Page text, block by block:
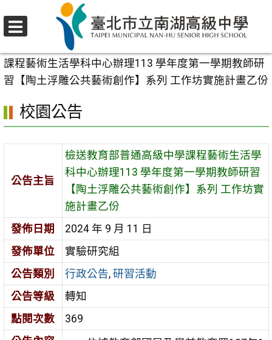
至
要
內
校園公告
課程藝術生活學科中心辦理113 學年度第一學期教師研
習【陶土浮雕公共藝術創作】系列 工作坊實施計畫乙份
校園公告
公告主旨
檢送教育部普通高級中學課程藝術生活學
科中心辦理113 學年度第一學期教師研習
【陶土浮雕公共藝術創作】系列 工作坊實
施計畫乙份
發佈日期
2024 年 9 月 11 日
發佈單位
實驗研究組
公告類別
行政公告, 研習活動
公告等級
轉知
點閱次數
369
選
單